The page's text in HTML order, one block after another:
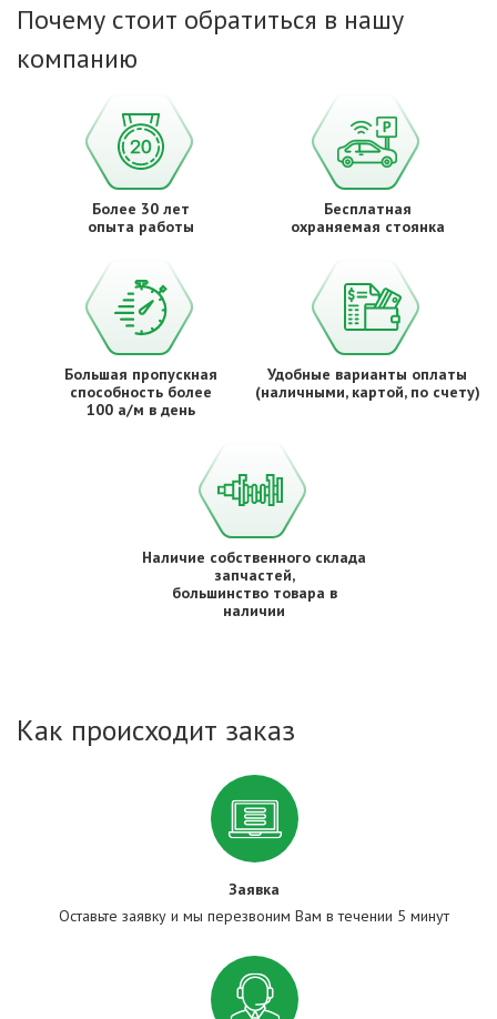
Почему стоит обратиться в нашу
компанию
Более 30 лет
опыта работы
Бесплатная
охраняемая стоянка
Большая пропускная
способность более
100 а/м в день
Удобные варианты оплаты
(наличными, картой, по счету)
Наличие собственного склада
запчастей,
большинство товара в
наличии
Как происходит заказ
Заявка
Оставьте заявку и мы перезвоним Вам в течении 5 минут